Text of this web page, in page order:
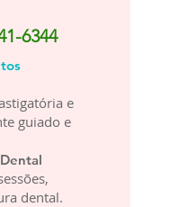
6344
e
guiado e
dental.